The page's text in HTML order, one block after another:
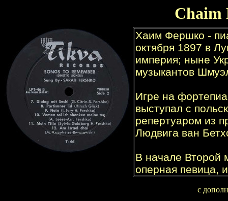
Chaim
с